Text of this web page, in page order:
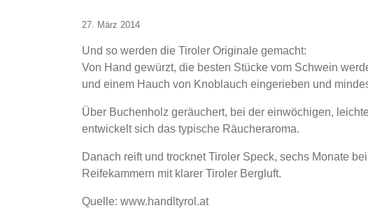
27. März 2014
Und so werden die Tiroler Originale gemacht:
Von Hand gewürzt, die besten Stücke vom Schwein
und einem Hauch von Knoblauch eingerieben und
Über Buchenholz geräuchert, bei der einwöchigen,
entwickelt sich das typische Räucheraroma.
Danach reift und trocknet Tiroler Speck, sechs Monate
Reifekammern mit klarer Tiroler Bergluft.
Quelle: www.handltyrol.at